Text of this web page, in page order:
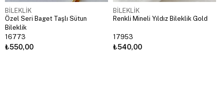
BİLEKLİK
Özel Seri Baget Taşlı Sütun
Bileklik
16773
₺550,00
BİLEKLİK
Renkli Mineli Yıldız Bileklik Gold
17953
₺540,00